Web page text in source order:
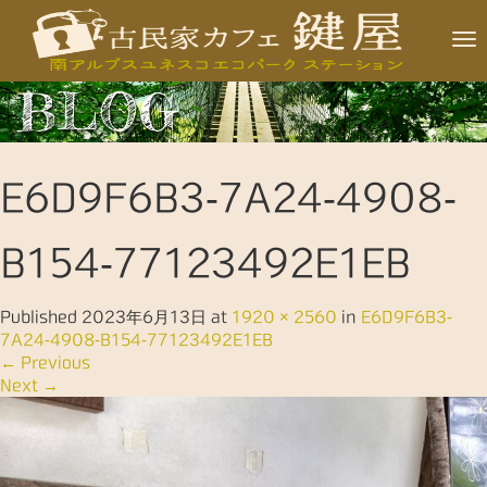
T
o
g
g
t
i
o
BLOG
E6D9F6B3-7A24-4908-
B154-77123492E1EB
Published 2023年6月13日 at 1920 × 2560 in E6D9F6B3-
7A24-4908-B154-77123492E1EB
← Previous
Next →